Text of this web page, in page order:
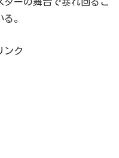
ーの舞台で暴れ回るこ
。
ンク